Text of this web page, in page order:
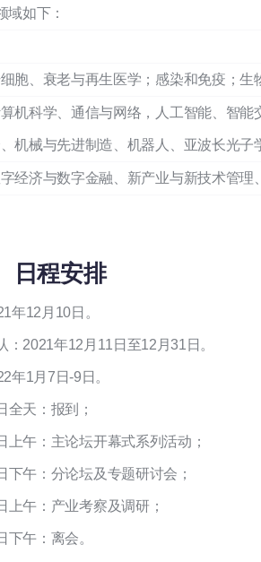
如下：
胞、衰老与再生医学；感染和免疫；
机科学、通信与网络，人工智能、智
机械与先进制造、机器人、亚波长光
经济与数字金融、新产业与新技术管理
日程安排
12月10日。
2021年12月11日至12月31日。
1月7日-9日。
报到；
论坛开幕式系列活动；
论坛及专题研讨会；
业考察及调研；
离会。